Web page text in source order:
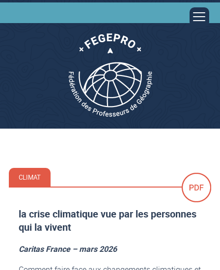
CLIMAT
la crise climatique vue par les personnes
qui la vivent
Caritas France – mars 2026